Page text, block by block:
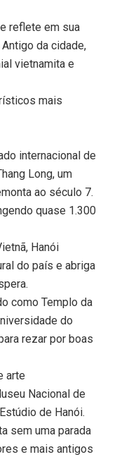
reflete em sua
da cidade,
vietnamita e
mais
internacional de
Long, um
ao século 7.
quase 1.300
Hanói
do país e abriga
como Templo da
do
rezar por boas
arte
Nacional de
de Hanói.
sem uma parada
e mais antigos